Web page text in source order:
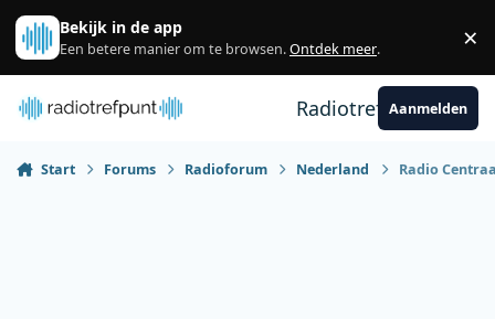
Spring naar bijdragen
Bekijk in de app
Een betere manier om te browsen.Ontdek meer. ×
RadiotrefpuntAanmelden
Start Forums Radioforum Nederland Radio